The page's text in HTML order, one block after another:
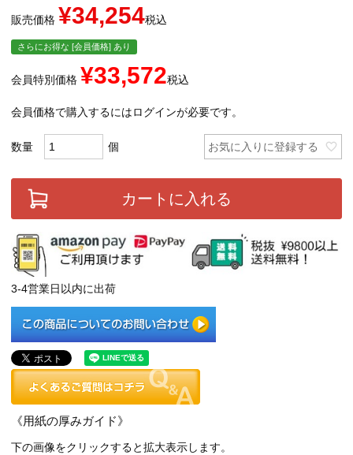
販売価格 ¥34,254税込
さらにお得な [会員価格] あり
会員特別価格 ¥33,572税込
会員価格で購入するにはログインが必要です。
お気に入りに登録する
カートに入れる
3-4営業日以内に出荷
《用紙の厚みガイド》
下の画像をクリックすると拡大表示します。